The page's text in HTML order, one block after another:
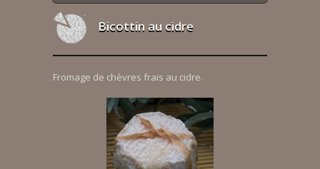
Bicottin au cidre
Fromage de chèvres frais au cidre.